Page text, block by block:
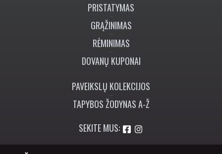
PRISTATYMAS
GRĄŽINIMAS
RĖMINIMAS
DOVANŲ KUPONAI
PAVEIKSLŲ KOLEKCIJOS
TAPYBOS ŽODYNAS A-Ž
SEKITE MUS: